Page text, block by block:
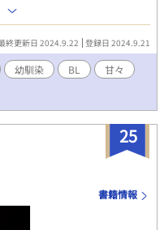
むBLです。 堅物に見える
真面目な青年 地元を出て
とクロンウェル。燻ってい
界に連れてきてくれたクロ
けてきた。だが、そんな
疑問があった。クロンウ
るけれどそれがなにかは
いてもいいものなのか。そ
お仕事なのか。クロンウェ
ていく中、ふとした瞬間、
密を暴いてしまい…… 『酒
記憶がない』 いつものよ
エルンスト。だが、彼が見
頭を撫でている瞬間
れている男×自分は愛さ
終更新日 2024.9.22 登録日 2024.9.21
幼馴染 BL
甘々
25
書籍情報